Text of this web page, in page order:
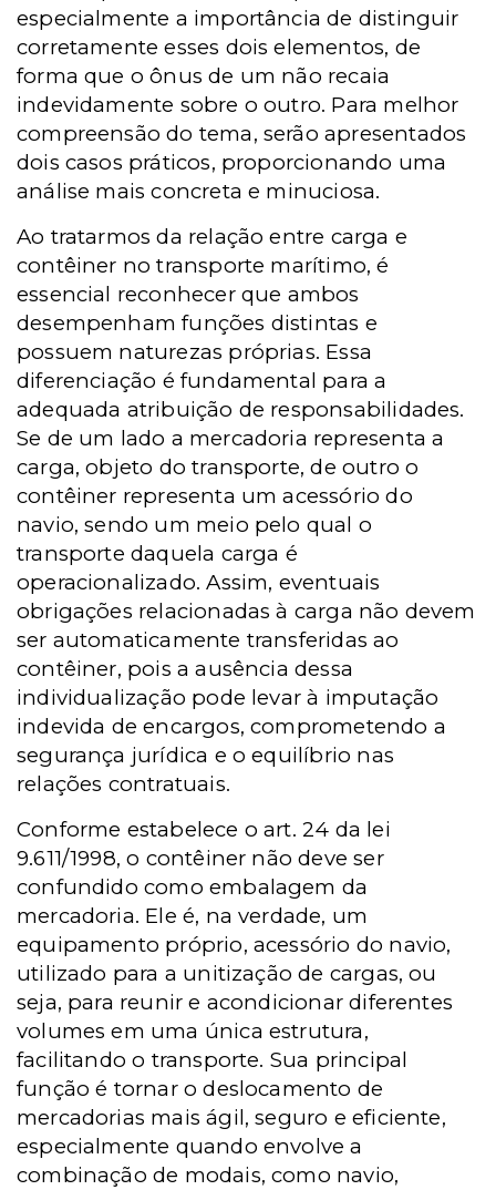
especialmente a importância de distinguir
corretamente esses dois elementos, de
forma que o ônus de um não recaia
indevidamente sobre o outro. Para melhor
compreensão do tema, serão apresentados
dois casos práticos, proporcionando uma
análise mais concreta e minuciosa.
Ao tratarmos da relação entre carga e
contêiner no transporte marítimo, é
essencial reconhecer que ambos
desempenham funções distintas e
possuem naturezas próprias. Essa
diferenciação é fundamental para a
adequada atribuição de responsabilidades.
Se de um lado a mercadoria representa a
carga, objeto do transporte, de outro o
contêiner representa um acessório do
navio, sendo um meio pelo qual o
transporte daquela carga é
operacionalizado. Assim, eventuais
obrigações relacionadas à carga não devem
ser automaticamente transferidas ao
contêiner, pois a ausência dessa
individualização pode levar à imputação
indevida de encargos, comprometendo a
segurança jurídica e o equilíbrio nas
relações contratuais.
Conforme estabelece o art. 24 da lei
9.611/1998, o contêiner não deve ser
confundido como embalagem da
mercadoria. Ele é, na verdade, um
equipamento próprio, acessório do navio,
utilizado para a unitização de cargas, ou
seja, para reunir e acondicionar diferentes
volumes em uma única estrutura,
facilitando o transporte. Sua principal
função é tornar o deslocamento de
mercadorias mais ágil, seguro e eficiente,
especialmente quando envolve a
combinação de modais, como navio,